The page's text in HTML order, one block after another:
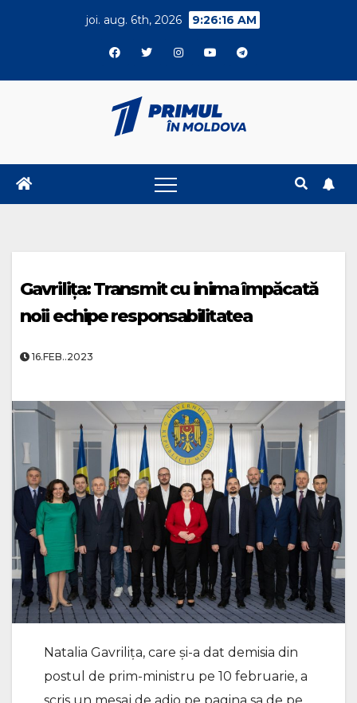
joi. aug. 6th, 2026 9:26:16 AM
Gavrilița: Transmit cu inima împăcată
noii echipe responsabilitatea
16.FEB..2023
Natalia Gavrilița, care și-a dat demisia din
postul de prim-ministru pe 10 februarie, a
scris un mesaj de adio pe pagina sa de pe